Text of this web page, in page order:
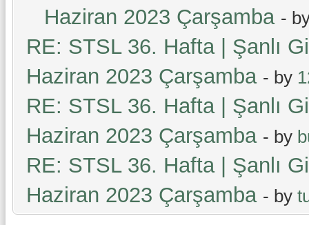
Haziran 2023 Çarşamba -
RE: STSL 36. Hafta | Şanlı
Haziran 2023 Çarşamba - by
RE: STSL 36. Hafta | Şanlı
Haziran 2023 Çarşamba - by
RE: STSL 36. Hafta | Şanlı
Haziran 2023 Çarşamba - by